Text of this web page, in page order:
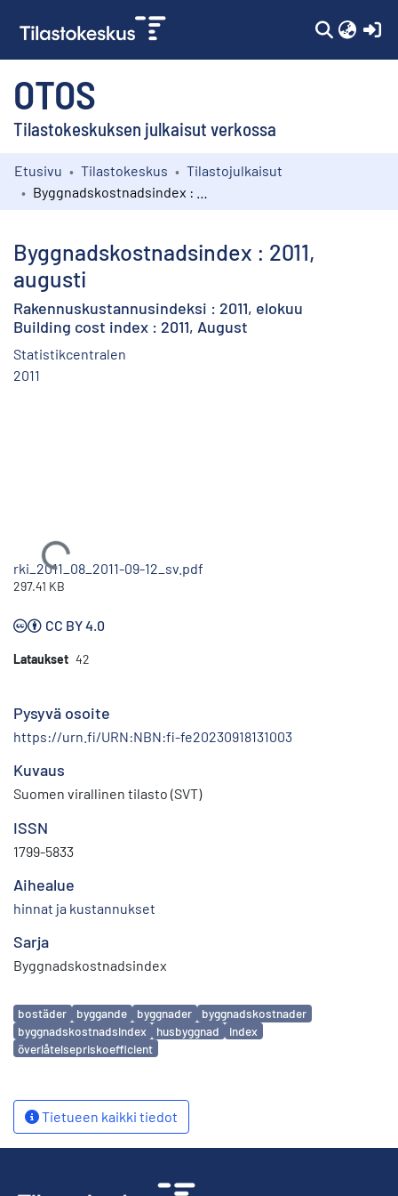
OTOS
Tilastokeskuksen julkaisut verkossa
Kokoelmat
Etusivu Tilastokeskus
Tilastojulkaisut
Byggnadskostnadsindex : 2011,
augusti
Rakennuskustannusindeksi : 2011, elokuu
Building cost index : 2011, August
Statistikcentralen
2011
Ladataan...
rki_2011_08_2011-09-12_sv.pdf
297.41 KB
CC BY 4.0
Lataukset 42
Pysyvä osoite
https://urn.fi/URN:NBN:fi-fe20230918131003
Kuvaus
Suomen virallinen tilasto (SVT)
ISSN
1799-5833
Aihealue
hinnat ja kustannukset
Sarja
Byggnadskostnadsindex
Avainsanat
bostäder byggande byggnader
byggnadskostnader
byggnadskostnadsindex
husbyggnad
index
överlåtelsepriskoefficient
Tietueen kaikki tiedot